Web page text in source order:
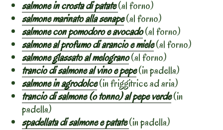
salmone in crosta di patate(al forno)
salmone marinato alla senape(al forno)
salmone con pomodoro e avocado(al forno)
salmone al profumo di arancio e miele(al forno)
salmone glassato al melograno(al forno)
trancio di salmone al vino e pepe(in padella)
salmone in agrodolce(in friggitrice ad aria)
trancio di salmone (o tonno) al pepe verde(in
padella)
spadellata di salmone e patate(in padella)